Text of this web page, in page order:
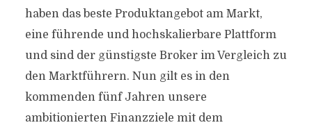
haben das beste Produktangebot am Markt,
eine führende und hochskalierbare Plattform
und sind der günstigste Broker im Vergleich zu
den Marktführern. Nun gilt es in den
kommenden fünf Jahren unsere
ambitionierten Finanzziele mit dem